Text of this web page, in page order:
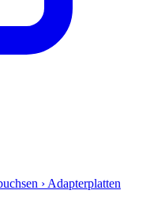
› Adapterplatten